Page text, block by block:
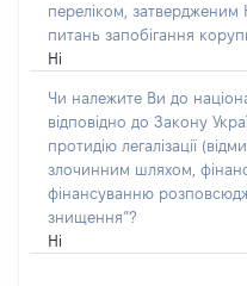
переліком, затвердженим
питань запобігання
Ні
Чи належите Ви до
відповідно до Закону
протидію легалізації
злочинним шляхом,
фінансуванню
знищення”?
Ні